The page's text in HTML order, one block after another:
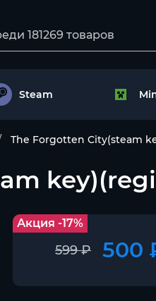
Steam
The Forgotten City(steam
Акция -17%
599 ₽ 500